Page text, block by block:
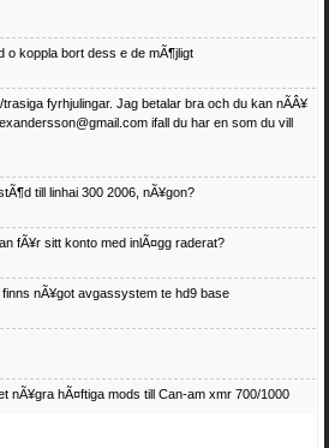
o koppla bort dess e de mÃ¶jligt
trasiga fyrhjulingar. Jag betalar bra och du kan nÃÂ¥
ifall du har en som du vill
till linhai 300 2006, nÃ¥gon?
fÃ¥r sitt konto med inlÃ¤gg raderat?
nÃ¥got avgassystem te hd9 base
nÃ¥gra hÃ¤ftiga mods till Can-am xmr 700/1000
fyrhjulingar. Jag betalar bra och du kan nÃ¥ mig